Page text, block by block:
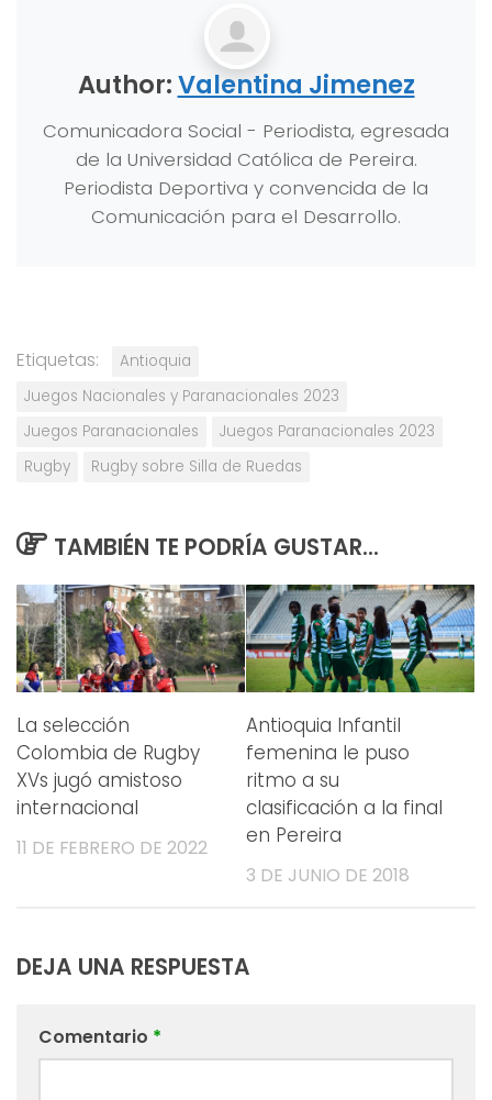
Author:Valentina Jimenez
Comunicadora Social - Periodista, egresada
de la Universidad Católica de Pereira.
Periodista Deportiva y convencida de la
Comunicación para el Desarrollo.
Etiquetas:
Antioquia
Juegos Nacionales y Paranacionales 2023
Juegos Paranacionales
Juegos Paranacionales 2023
Rugby
Rugby sobre Silla de Ruedas
TAMBIÉN TE PODRÍA GUSTAR...
La selección
Colombia de Rugby
XVs jugó amistoso
internacional
11 DE FEBRERO DE 2022
Antioquia Infantil
femenina le puso
ritmo a su
clasificación a la final
en Pereira
3 DE JUNIO DE 2018
DEJA UNA RESPUESTA
Comentario *